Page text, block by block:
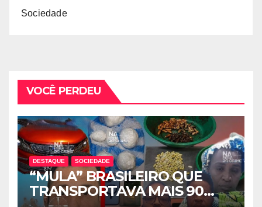
Sociedade
VOCÊ PERDEU
DESTAQUE SOCIEDADE
“MULA” BRASILEIRO QUE
TRANSPORTAVA MAIS 90